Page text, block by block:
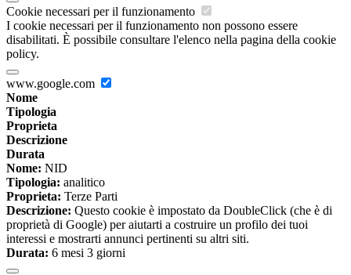
Cookie necessari per il funzionamento
I cookie necessari per il funzionamento non possono essere
disabilitati. È possibile consultare l'elenco nella pagina della cookie
policy.
www.google.com
Nome
Tipologia
Proprieta
Descrizione
Durata
Nome: NID
Tipologia: analitico
Proprieta: Terze Parti
Descrizione: Questo cookie è impostato da DoubleClick (che è di
proprietà di Google) per aiutarti a costruire un profilo dei tuoi
interessi e mostrarti annunci pertinenti su altri siti.
Durata: 6 mesi 3 giorni